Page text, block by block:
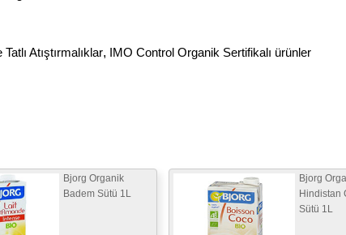
Atıştırmalıklar, IMO Control Organik Sertifikalı ürünler
Bjorg Organik
Badem Sütü 1L
Bjorg
Hindistan
Sütü 1L